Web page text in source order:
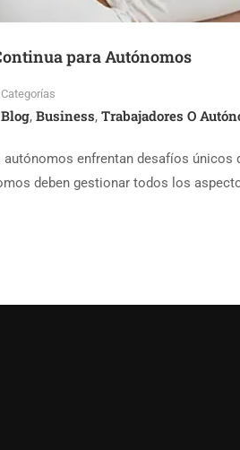
para Autónomos
Categorías
Blog, Business, Trabajadores O
enfrentan desafíos
deben gestionar todos los